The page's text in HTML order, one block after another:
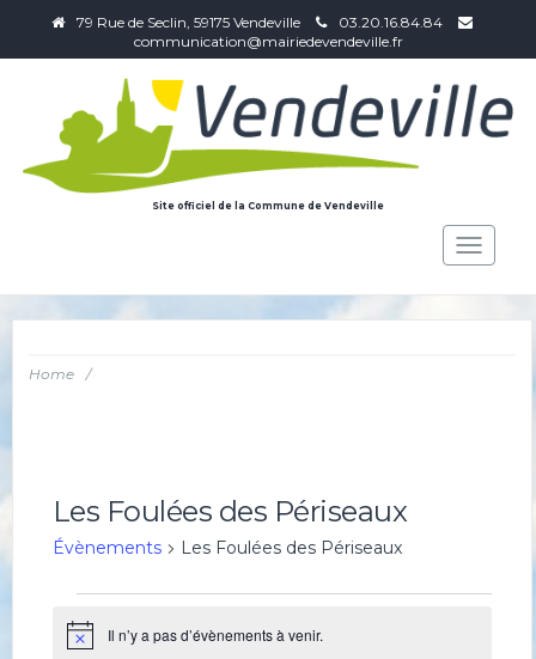
79 Rue de Seclin, 59175 Vendeville
03.20.16.84.84
communication@mairiedevendeville.fr
Site officiel de la Commune de Vendeville
Toggle
Home /
Les Foulées des Périseaux
Évènements Les Foulées des Périseaux
for
Notice Il n’y a pas d’évènements à venir.